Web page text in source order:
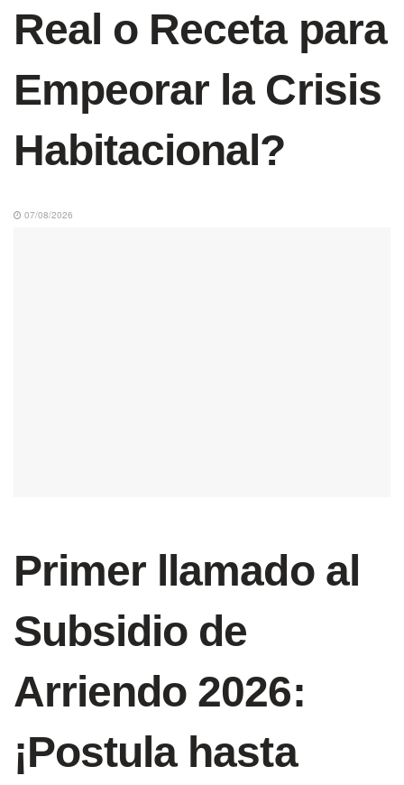
Real o Receta para
Empeorar la Crisis
Habitacional?
07/08/2026
Primer llamado al
Subsidio de
Arriendo 2026:
¡Postula hasta